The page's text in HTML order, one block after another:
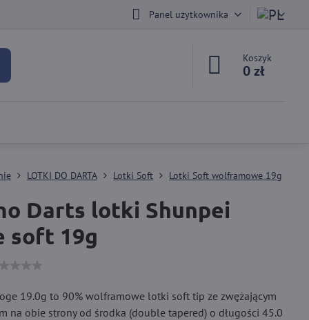
Panel użytkownika
Koszyk
0 zł
LOTKI DO DARTA Lotki Soft Lotki Soft wolframowe 19g
Darts lotki Shunpei
soft 19g
19.0g to 90% wolframowe lotki soft tip ze zwężającym
na obie strony od środka (double tapered) o długości 45.0